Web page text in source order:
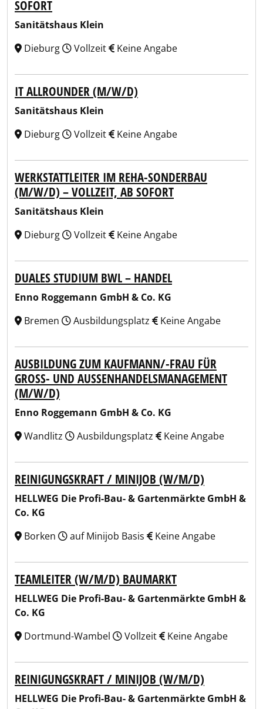
SOFORT
Sanitätshaus Klein
Dieburg
Vollzeit Keine Angabe
IT ALLROUNDER (M/W/D)
Sanitätshaus Klein
Dieburg
Vollzeit Keine Angabe
WERKSTATTLEITER IM REHA-SONDERBAU
(M/W/D) – VOLLZEIT, AB SOFORT
Sanitätshaus Klein
Dieburg
Vollzeit Keine Angabe
DUALES STUDIUM BWL – HANDEL
Enno Roggemann GmbH & Co. KG
Bremen
Ausbildungsplatz Keine Angabe
AUSBILDUNG ZUM KAUFMANN/-FRAU FÜR
GROSS- UND AUSSENHANDELSMANAGEMENT (M
/W/D)
Enno Roggemann GmbH & Co. KG
Wandlitz
Ausbildungsplatz Keine Angabe
REINIGUNGSKRAFT / MINIJOB (W/M/D)
HELLWEG Die Profi-Bau- & Gartenmärkte GmbH &
Co. KG
Borken
auf Minijob Basis Keine Angabe
TEAMLEITER (W/M/D) BAUMARKT
HELLWEG Die Profi-Bau- & Gartenmärkte GmbH &
Co. KG
Dortmund-Wambel
Vollzeit Keine Angabe
REINIGUNGSKRAFT / MINIJOB (W/M/D)
HELLWEG Die Profi-Bau- & Gartenmärkte GmbH &